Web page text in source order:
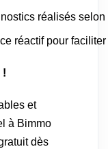
réalisés
réactif pour
!
et
à Bimmo
dès